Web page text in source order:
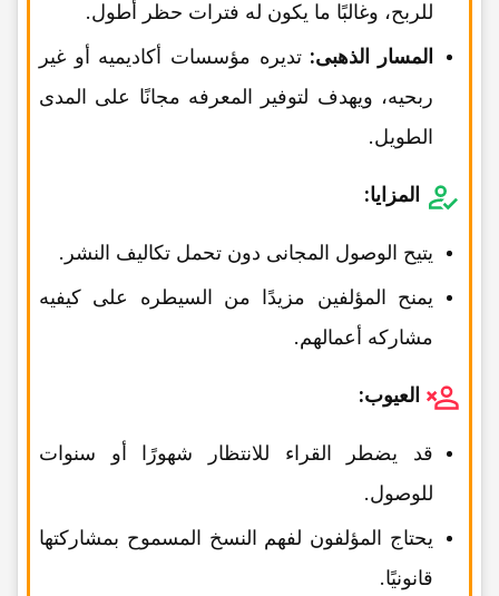
للربح، وغالبًا ما یکون له فترات حظر أطول.
المسار الذهبی: تدیره مؤسسات أکادیمیه أو غیر
ربحیه، ویهدف لتوفیر المعرفه مجانًا على المدى
الطویل.
المزایا:
یتیح الوصول المجانی دون تحمل تکالیف النشر.
یمنح المؤلفین مزیدًا من السیطره على کیفیه
مشارکه أعمالهم.
العیوب:
قد یضطر القراء للانتظار شهورًا أو سنوات
للوصول.
یحتاج المؤلفون لفهم النسخ المسموح بمشارکتها
قانونیًا.